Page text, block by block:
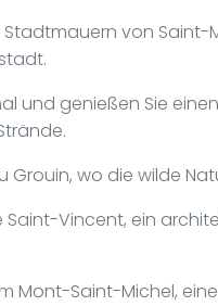
Stadtmauern von Saint-
und genießen Sie
Grouin, wo die wilde
Saint-Vincent, ein
Mont-Saint-Michel,